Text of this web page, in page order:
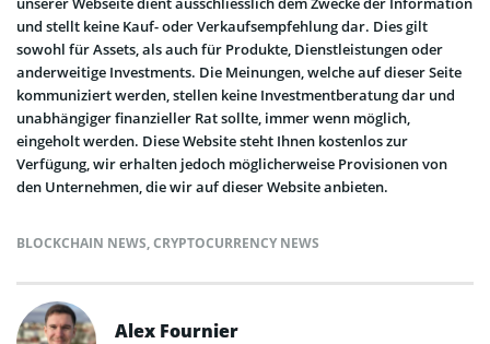
und stellt keine Kauf- oder Verkaufsempfehlung dar. Dies gilt
sowohl für Assets, als auch für Produkte, Dienstleistungen oder
anderweitige Investments. Die Meinungen, welche auf dieser Seite
kommuniziert werden, stellen keine Investmentberatung dar und
unabhängiger finanzieller Rat sollte, immer wenn möglich,
eingeholt werden. Diese Website steht Ihnen kostenlos zur
Verfügung, wir erhalten jedoch möglicherweise Provisionen von
den Unternehmen, die wir auf dieser Website anbieten.
BLOCKCHAIN NEWS,CRYPTOCURRENCY NEWS
Alex Fournier